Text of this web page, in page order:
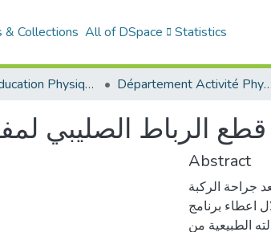
& Collections All of DSpace Statistics
Institut d’Éducation Physique et Sportive Département Activité Physique Adaptée (APA)
الرباط الصليبي
Abstract
جراحة الركبة
اعطاء برنامج
الطبيعية من